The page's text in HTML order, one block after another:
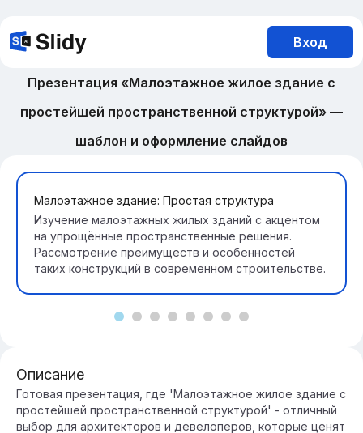
Вход
Презентация «Малоэтажное жилое здание с
простейшей пространственной структурой» —
шаблон и оформление слайдов
Малоэтажное здание: Простая структура
Изучение малоэтажных жилых зданий с акцентом
на упрощённые пространственные решения.
Рассмотрение преимуществ и особенностей
таких конструкций в современном строительстве.
Описание
Готовая презентация, где 'Малоэтажное жилое здание с
простейшей пространственной структурой' - отличный
выбор для архитекторов и девелоперов, которые ценят